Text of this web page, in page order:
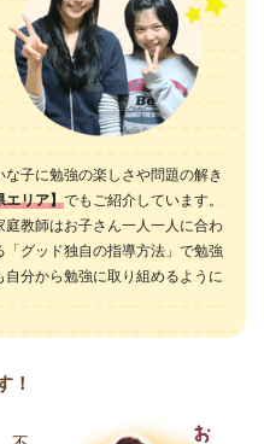
子に勉強の楽しさや問題の解き
エリア】でもご紹介しています。
庭教師はお子さん一人一人に合わ
グッド独自の指導方法」で勉強
分から勉強に取り組めるように
！